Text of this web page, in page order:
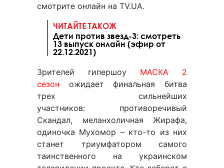
смотрите онлайн на TV.UA.
ЧИТАЙТЕ ТАКОЖ
Дети против звезд-3: смотреть
13 выпуск онлайн (эфир от
22.12.2021)
Зрителей гипершоу МАСКА 2
сезон ожидает финальная битва
трех сильнейших
участников: противоречивый
Скандал, меланхоличная Жирафа,
одиночка Мухомор – кто-то из них
станет триумфатором самого
таинственного на украинском